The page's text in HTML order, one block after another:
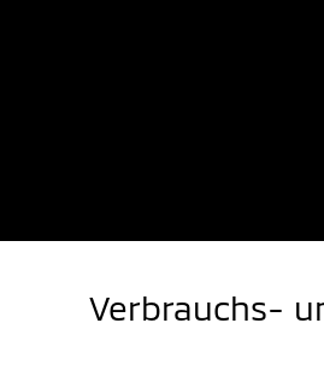
Verbrauchs-